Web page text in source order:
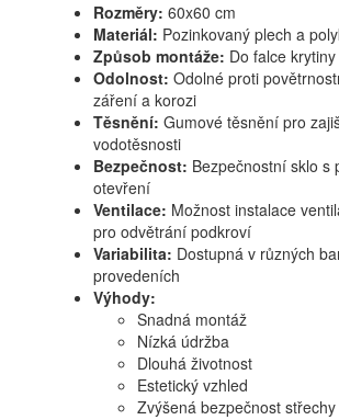
Rozměry: 60x60 cm
Materiál: Pozinkovaný plech a
Způsob montáže: Do falce krytiny
Odolnost: Odolné proti
záření a korozi
Těsnění: Gumové těsnění pro
vodotěsnosti
Bezpečnost: Bezpečnostní sklo s
otevření
Ventilace: Možnost instalace
pro odvětrání podkroví
Variabilita: Dostupná v různých
provedeních
Výhody:
Snadná montáž
Nízká údržba
Dlouhá životnost
Estetický vzhled
Zvýšená bezpečnost střechy